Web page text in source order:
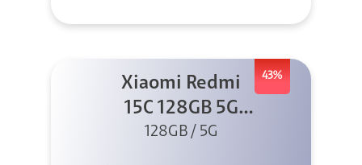
43%
Xiaomi Redmi
15C 128GB 5G
Negro
128GB / 5G